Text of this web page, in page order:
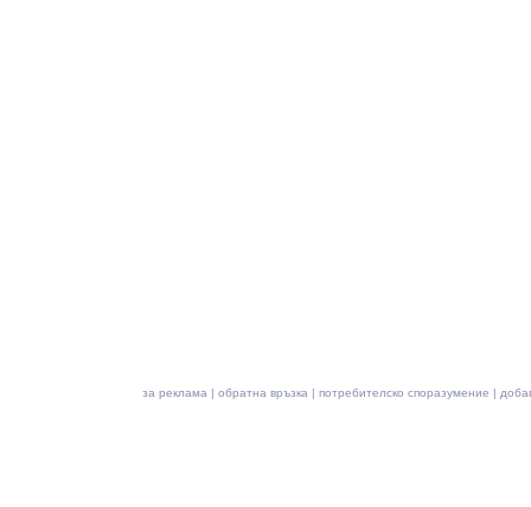
за реклама | обратна връзка | потребителско споразумение |